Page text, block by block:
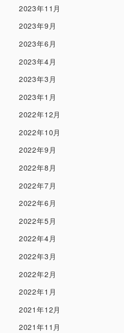
2023年11月
2023年9月
2023年6月
2023年4月
2023年3月
2023年1月
2022年12月
2022年10月
2022年9月
2022年8月
2022年7月
2022年6月
2022年5月
2022年4月
2022年3月
2022年2月
2022年1月
2021年12月
2021年11月